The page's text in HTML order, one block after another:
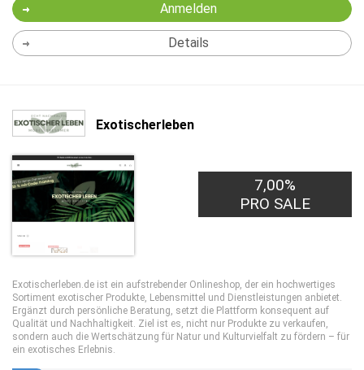
Anmelden
Details
Exotischerleben
7,00%
PRO SALE
Exotischerleben.de ist ein aufstrebender Onlineshop, der ein hochwertiges
Sortiment exotischer Produkte, Lebensmittel und Dienstleistungen anbietet.
Ergänzt durch persönliche Beratung, setzt die Plattform konsequent auf
Qualität und Nachhaltigkeit. Ziel ist es, nicht nur Produkte zu verkaufen,
sondern auch die Wertschätzung für Natur und Kulturvielfalt zu fördern – für
ein exotisches Erlebnis.